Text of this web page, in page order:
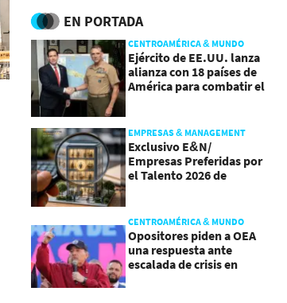
EN PORTADA
CENTROAMÉRICA & MUNDO
Ejército de EE.UU. lanza
alianza con 18 países de
América para combatir el
EMPRESAS & MANAGEMENT
Exclusivo E&N/
Empresas Preferidas por
el Talento 2026 de
CENTROAMÉRICA & MUNDO
Opositores piden a OEA
una respuesta ante
escalada de crisis en